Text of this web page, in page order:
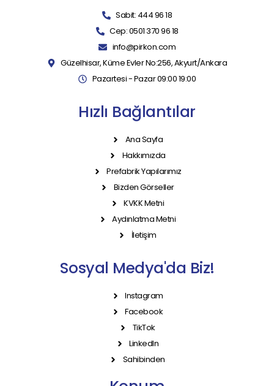
Sabit: 444 96 18
Cep: 0501 370 96 18
info@pirkon.com
Güzelhisar, Küme Evler No:256, Akyurt/Ankara
Pazartesi - Pazar 09:00 19:00
Hızlı Bağlantılar
Ana Sayfa
Hakkımızda
Prefabrik Yapılarımız
Bizden Görseller
KVKK Metni
Aydınlatma Metni
İletişim
Sosyal Medya'da Biz!
Instagram
Facebook
TikTok
LinkedIn
Sahibinden